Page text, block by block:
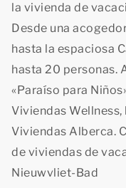
la vivienda de
Desde una
hasta la espaciosa
hasta 20 personas.
«Paraíso para
Viviendas Wellness,
Viviendas Alberca.
de viviendas de
Nieuwvliet-Bad